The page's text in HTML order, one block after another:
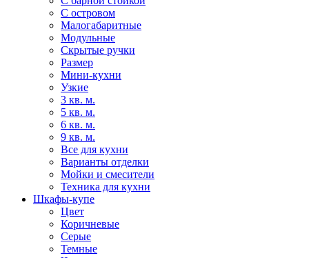
С островом
Малогабаритные
Модульные
Скрытые ручки
Размер
Мини-кухни
Узкие
3 кв. м.
5 кв. м.
6 кв. м.
9 кв. м.
Все для кухни
Варианты отделки
Мойки и смесители
Техника для кухни
Шкафы-купе
Цвет
Коричневые
Серые
Темные